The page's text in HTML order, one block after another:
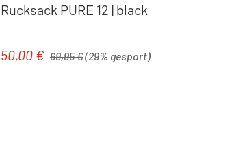
Rucksack PURE 12 | black
Verkaufspreis:
50,00 € 69,95 €(29% gespart)